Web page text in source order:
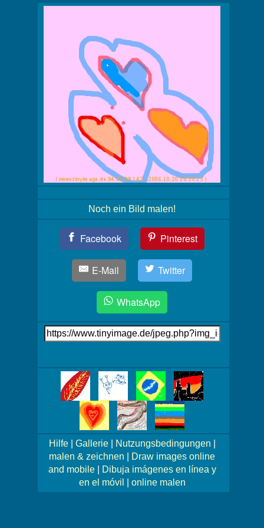
Noch ein Bild malen!
Facebook Pinterest
E-Mail Twitter
WhatsApp
Link
auf's
Bilder!
Hilfe| Gallerie| Nutzungsbedingungen
malen & zeichnen
Draw images online
and mobile|
Dibuja imágenes en línea y
en el móvil
online malen